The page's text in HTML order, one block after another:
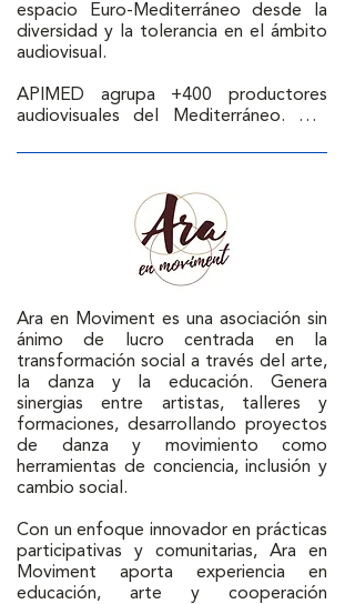
espacio Euro-Mediterráneo desde la
diversidad y la tolerancia en el ámbito
audiovisual.
APIMED agrupa +400 productores
audiovisuales del Mediterráneo. Así,
independientes, fomenta el
Ara en Moviment es una asociación sin
ánimo de lucro centrada en la
transformación social a través del arte,
la danza y la educación. Genera
sinergias entre artistas, talleres y
formaciones, desarrollando proyectos
de danza y movimiento como
herramientas de conciencia, inclusión y
cambio social.
Con un enfoque innovador en prácticas
participativas y comunitarias, Ara en
Moviment aporta experiencia en
educación, arte y cooperación